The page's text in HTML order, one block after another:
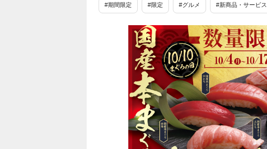
#期間限定 #限定 #グルメ #新商品・サービス